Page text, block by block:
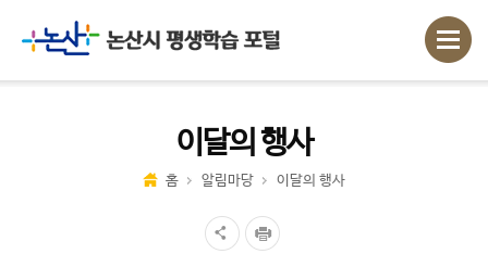
이달의 행사
홈 알림마당 이달의 행사